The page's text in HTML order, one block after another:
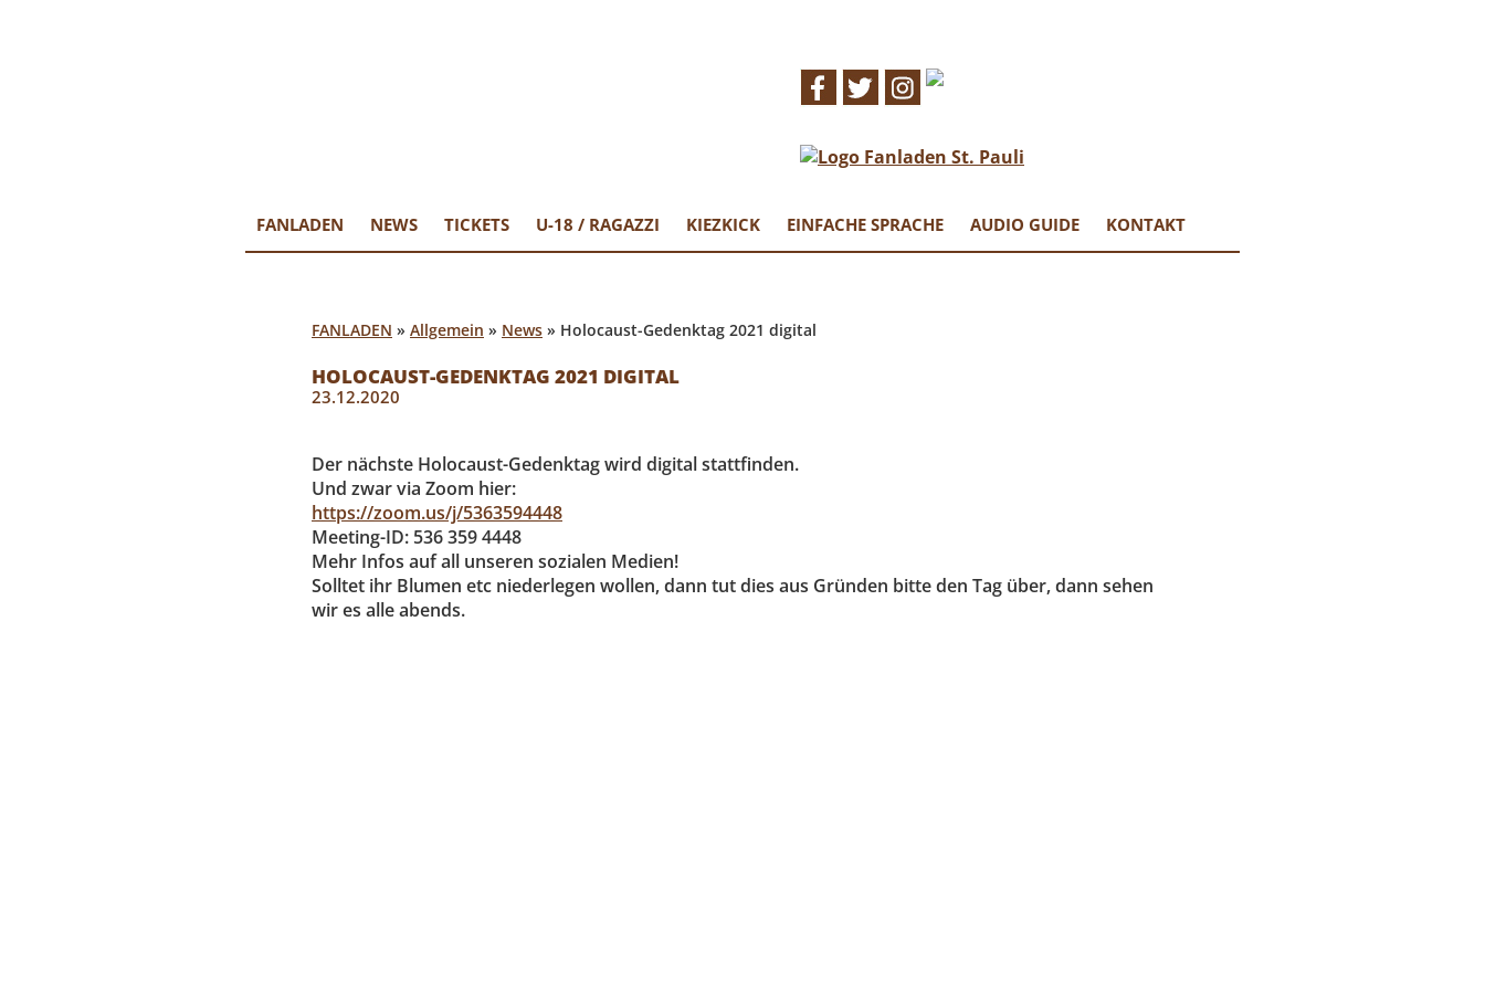
FANLADEN NEWS TICKETS U-18 / RAGAZZI KIEZKICK EINFACHE SPRACHE AUDIO GUIDE KONTAKT
FANLADEN » Allgemein » News » Holocaust-Gedenktag 2021 digital
HOLOCAUST-GEDENKTAG 2021 DIGITAL
23.12.2020
Der nächste Holocaust-Gedenktag wird digital stattfinden.
Und zwar via Zoom hier:
https://zoom.us/j/5363594448
Meeting-ID: 536 359 4448
Mehr Infos auf all unseren sozialen Medien!
Solltet ihr Blumen etc niederlegen wollen, dann tut dies aus Gründen bitte den Tag über, dann sehen
wir es alle abends.